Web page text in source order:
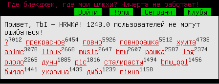
Где блекджек, где мои шлюхи? Ничерта не работает!
Войти
!bnw Сегодня
Клубы
Привет, TbI — HRWKA! 1248.0 пользователей не могут
ошибаться!
?7012 прекрасное6454 говно5926 говнорашка5512 хуита4738
anime3078 linux2668 music2647 bnw2607 рашка2587 log2374
ололо2265 дунч1885 pic1816 сталирасты1494 bnw_ppl 1456
быдло1441 украина1439 дыбр1239 гімно1158